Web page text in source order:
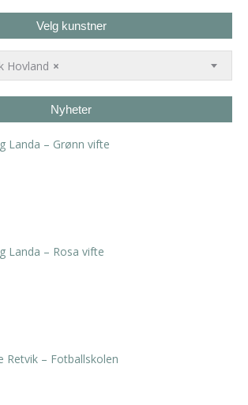
Velg kunstner
×
Hovland
Nyheter
Landa – Grønn vifte
Landa – Rosa vifte
Retvik – Fotballskolen